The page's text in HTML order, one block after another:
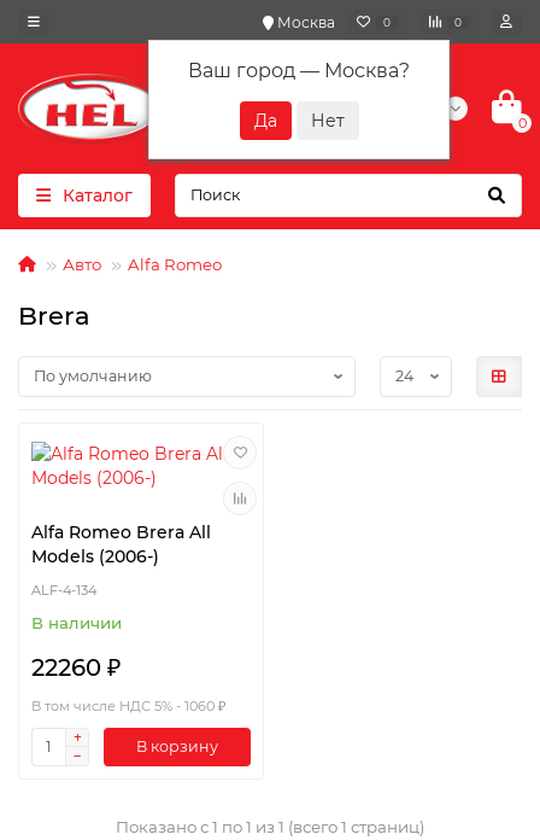
Москва
Ваш город — Москва?
0 0
+7(901) 417-10-01
0
Каталог
Авто Alfa Romeo
Brera
Alfa Romeo Brera All
Models (2006-)
ALF-4-134
В наличии
22260 ₽
В том числе НДС 5% - 1060 ₽
В корзину
Показано с 1 по 1 из 1 (всего 1 страниц)